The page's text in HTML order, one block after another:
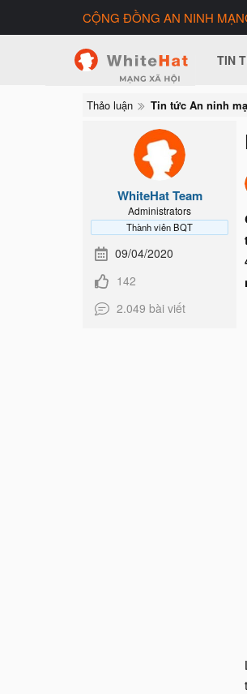
CỘNG ĐỒNG AN NINH
TIN
Thảo luận Tin tức An ninh
WhiteHat Team
Administrators
Thành viên BQT
09/04/2020
142
2.049 bài viết